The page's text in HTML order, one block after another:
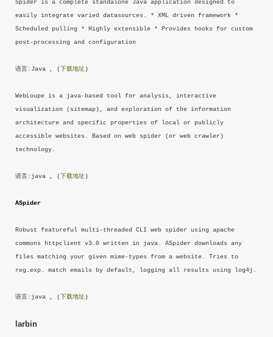
Spider is a complete standalone Java application designed to
easily integrate varied datasources. * XML driven framework *
Scheduled pulling * Highly extensible * Provides hooks for custom
post-processing and configuration
语言:Java , (下载地址)
WebLoupe is a java-based tool for analysis, interactive
visualization (sitemap), and exploration of the information
architecture and specific properties of local or publicly
accessible websites. Based on web spider (or web crawler)
technology.
语言:java , (下载地址)
ASpider
Robust featureful multi-threaded CLI web spider using apache
commons httpclient v3.0 written in java. ASpider downloads any
files matching your given mime-types from a website. Tries to
reg.exp. match emails by default, logging all results using log4j.
语言:java , (下载地址)
larbin